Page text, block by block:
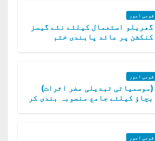
قومی امور
گھریلو استعمال کیلئے نئے گیسز
کنکشن پر عائد پابندی ختم
قومی امور
(موسمیاتی تبدیلی مضر اثرات)
بچاؤ کیلئے جامع منصوبہ بندی کر
قومی امور